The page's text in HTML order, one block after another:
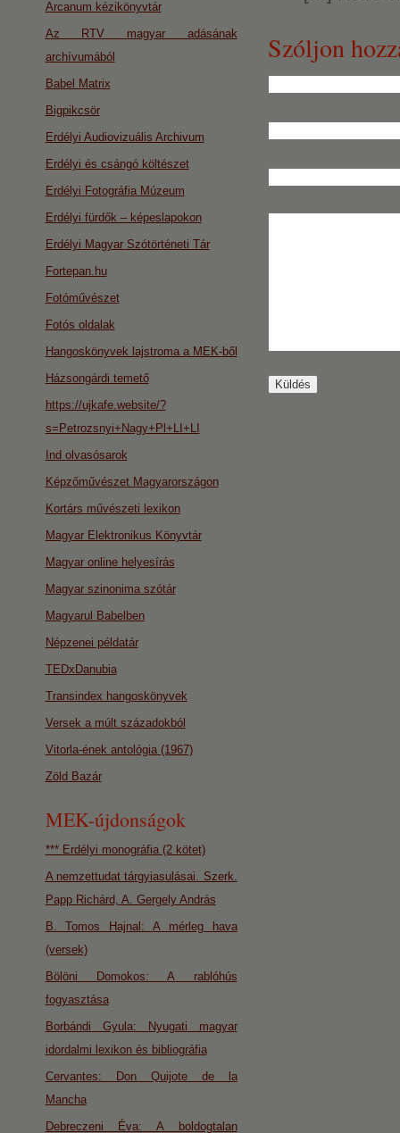
Szóljon
Arcanum kézikönyvtár
Az RTV magyar adásának
archívumából
Babel Matrix
Bigpikcsör
Erdélyi Audiovizuális Archivum
Erdélyi és csángó költészet
Erdélyi Fotográfia Múzeum
Erdélyi fürdők – képeslapokon
Erdélyi Magyar Szótörténeti Tár
Fortepan.hu
Fotóművészet
Fotós oldalak
Hangoskönyvek lajstroma a MEK-ből
Házsongárdi temető
https://ujkafe.website/?
s=Petrozsnyi+Nagy+Pl+LI+LI
Ind olvasósarok
Képzőművészet Magyarországon
Kortárs művészeti lexikon
Magyar Elektronikus Könyvtár
Magyar online helyesírás
Magyar szinonima szótár
Magyarul Babelben
Népzenei példatár
TEDxDanubia
Transindex hangoskönyvek
Versek a múlt századokból
Vitorla-ének antológia (1967)
Zöld Bazár
MEK-újdonságok
*** Erdélyi monográfia (2 kötet)
A nemzettudat tárgyiasulásai. Szerk.
Papp Richárd, A. Gergely András
B. Tomos Hajnal: A mérleg hava
(versek)
Bölöni Domokos: A rablóhús
fogyasztása
Borbándi Gyula: Nyugati magyar
idordalmi lexikon és bibliográfia
Cervantes: Don Quijote de la
Mancha
Debreczeni Éva: A boldogtalan